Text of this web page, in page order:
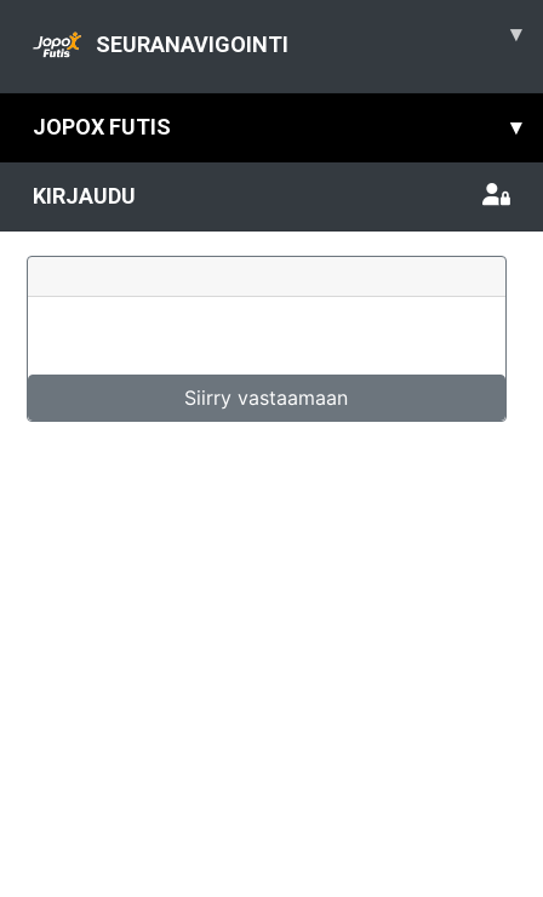
SEURANAVIGOINTI ▾
JOPOX FUTIS ▾
KIRJAUDU